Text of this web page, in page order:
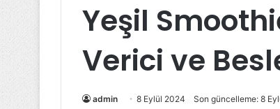
Yeşil
Verici ve
admin 8 Eylül 2024 Son güncelleme: 8